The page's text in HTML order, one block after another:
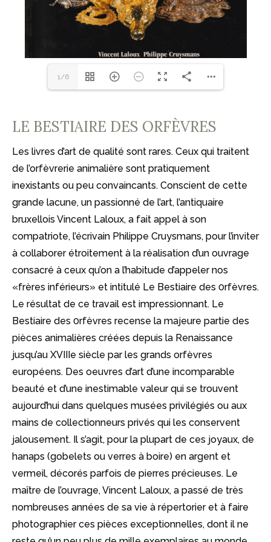
1/6
LE BESTIAIRE DES ORFÈVRES
Les livres d’art de qualité sont rares. Ceux qui traitent
de l’orfèvrerie animalière sont pratiquement
inexistants ou peu convaincants. Conscient de cette
grande lacune, un passionné de l’art, l’antiquaire
bruxellois Vincent Laloux, a fait appel à son
compatriote, l’écrivain Philippe Cruysmans, pour l’inviter
à collaborer étroitement à la réalisation d’un ouvrage
consacré à ceux qu’on a l’habitude d’appeler nos
«frères inférieurs» et intitulé Le Bestiaire des 0rfèvres.
Le résultat de ce travail est impressionnant. Le
Bestiaire des 0rfèvres recense la majeure partie des
pièces animalières créées depuis la Renaissance
jusqu’au XVIIIe siècle par les grands orfèvres
européens. Des oeuvres d’art d’une incomparable
beauté et d’une inestimable valeur qui se trouvent
aujourd’hui dans quelques musées privilégiés ou aux
mains de collectionneurs privés qui les conservent
jalousement. Il s’agit, pour la plupart de ces joyaux, de
hanaps (gobelets ou verres à boire) en argent et
vermeil, décorés parfois de pierres précieuses. Le
maître de l’ouvrage, Vincent Laloux, a passé de très
nombreuses années de sa vie à répertorier et à faire
photographier ces pièces exceptionnelles, dont il ne